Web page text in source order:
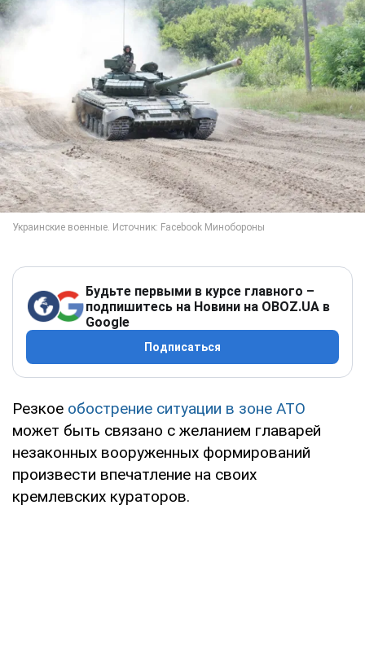
Будьте первыми в курсе главного –
подпишитесь на Новини на OBOZ.UA в
Google
Подписаться
Резкое обострение ситуации в зоне АТО
может быть связано с желанием главарей
незаконных вооруженных формирований
произвести впечатление на своих
кремлевских кураторов.